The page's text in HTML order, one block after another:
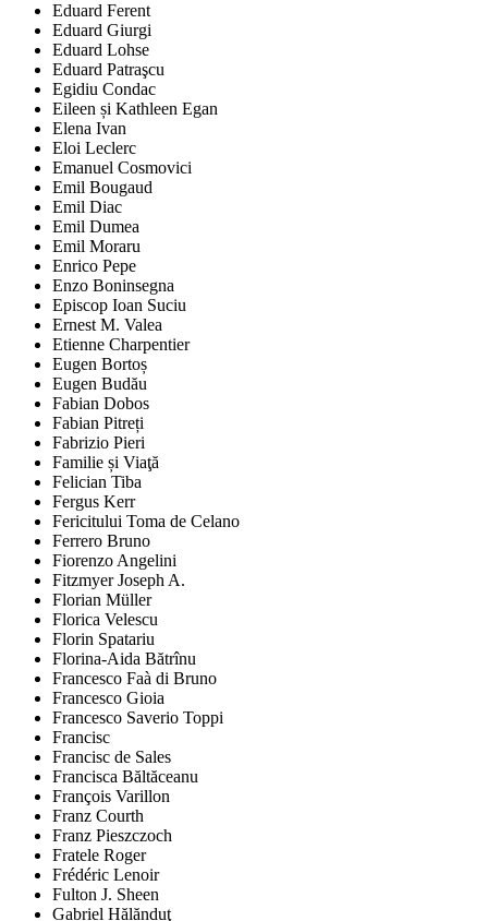
Eduard Ferent
Eduard Giurgi
Eduard Lohse
Eduard Patraşcu
Egidiu Condac
Eileen și Kathleen Egan
Elena Ivan
Eloi Leclerc
Emanuel Cosmovici
Emil Bougaud
Emil Diac
Emil Dumea
Emil Moraru
Enrico Pepe
Enzo Boninsegna
Episcop Ioan Suciu
Ernest M. Valea
Etienne Charpentier
Eugen Bortoș
Eugen Budău
Fabian Dobos
Fabian Pitreți
Fabrizio Pieri
Familie și Viaţă
Felician Tiba
Fergus Kerr
Fericitului Toma de Celano
Ferrero Bruno
Fiorenzo Angelini
Fitzmyer Joseph A.
Florian Müller
Florica Velescu
Florin Spatariu
Florina-Aida Bătrînu
Francesco Faà di Bruno
Francesco Gioia
Francesco Saverio Toppi
Francisc
Francisc de Sales
Francisca Băltăceanu
François Varillon
Franz Courth
Franz Pieszczoch
Fratele Roger
Frédéric Lenoir
Fulton J. Sheen
Gabriel Hălănduţ